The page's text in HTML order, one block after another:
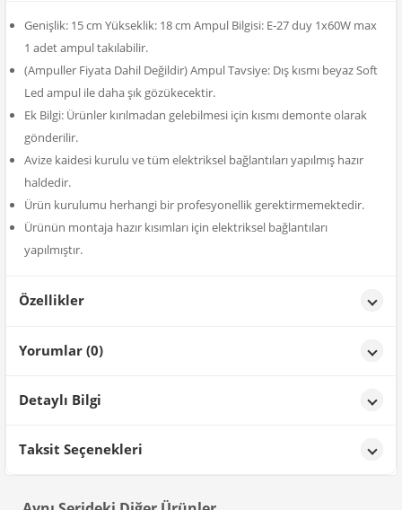
Genişlik: 15 cm Yükseklik: 18 cm Ampul Bilgisi: E-27 duy 1x60W max
1 adet ampul takılabilir.
(Ampuller Fiyata Dahil Değildir) Ampul Tavsiye: Dış kısmı beyaz Soft
Led ampul ile daha şık gözükecektir.
Ek Bilgi: Ürünler kırılmadan gelebilmesi için kısmı demonte olarak
gönderilir.
Avize kaidesi kurulu ve tüm elektriksel bağlantıları yapılmış hazır
haldedir.
Ürün kurulumu herhangi bir profesyonellik gerektirmemektedir.
Ürünün montaja hazır kısımları için elektriksel bağlantıları
yapılmıştır.
Özellikler
Yorumlar (0)
Detaylı Bilgi
Ürün Detayları;
Taksit Seçenekleri